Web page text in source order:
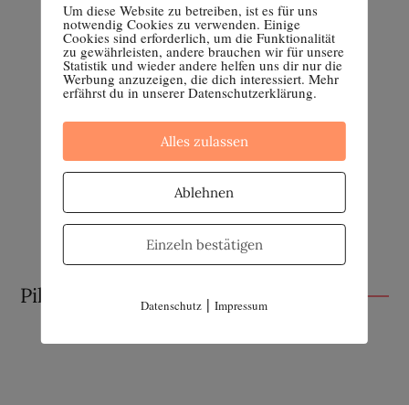
Pille absetzen
Um diese Website zu betreiben, ist es für uns
notwendig Cookies zu verwenden. Einige
Cookies sind erforderlich, um die Funktionalität
zu gewährleisten, andere brauchen wir für unsere
Statistik und wieder andere helfen uns dir nur die
Werbung anzuzeigen, die dich interessiert. Mehr
erfährst du in unserer Datenschutzerklärung.
Alles zulassen
Ablehnen
Einzeln bestätigen
Datenschutz |Impressum